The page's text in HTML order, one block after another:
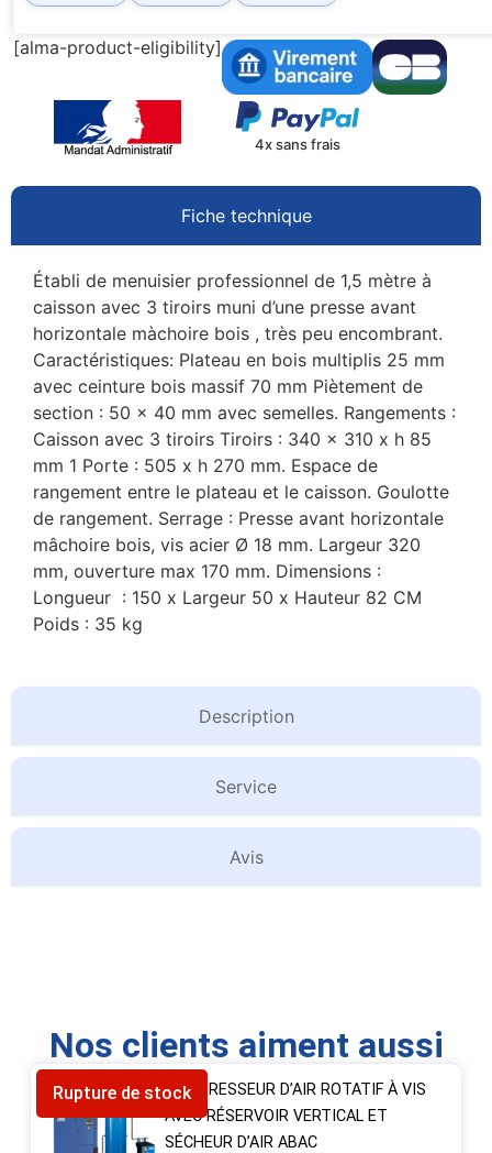
[alma-product-eligibility]
4x sans frais
Fiche technique
Description
Service
Avis
Établi de menuisier professionnel de 1,5 mètre à
caisson avec 3 tiroirs muni d’une presse avant
horizontale màchoire bois , très peu encombrant.
Caractéristiques: Plateau en bois multiplis 25 mm
avec ceinture bois massif 70 mm Piètement de
section : 50 x 40 mm avec semelles. Rangements :
Caisson avec 3 tiroirs Tiroirs : 340 x 310 x h 85
mm 1 Porte : 505 x h 270 mm. Espace de
rangement entre le plateau et le caisson. Goulotte
de rangement. Serrage : Presse avant horizontale
mâchoire bois, vis acier Ø 18 mm. Largeur 320
mm, ouverture max 170 mm. Dimensions :
Longueur : 150 x Largeur 50 x Hauteur 82 CM
Poids : 35 kg
Nos clients aiment aussi
Rupture de stockCOMPRESSEUR D’AIR ROTATIF À VIS
AVEC RÉSERVOIR VERTICAL ET
SÉCHEUR D’AIR ABAC